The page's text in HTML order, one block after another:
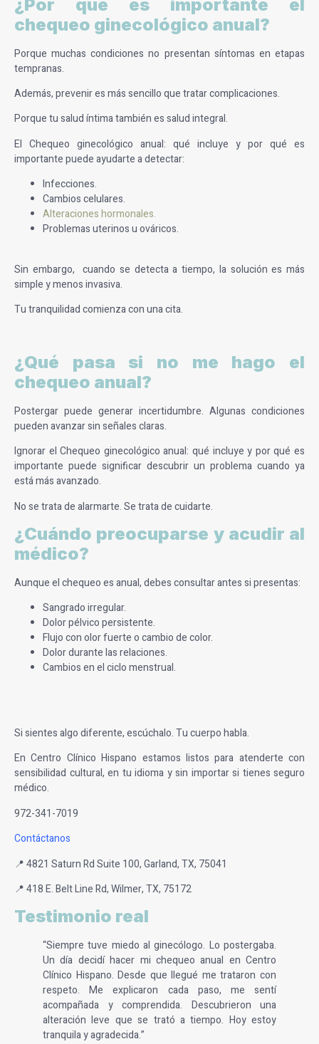
¿Por qué es importante el
chequeo ginecológico anual?
Porque muchas condiciones no presentan síntomas en etapas
tempranas.
Además, prevenir es más sencillo que tratar complicaciones.
Porque tu salud íntima también es salud integral.
El Chequeo ginecológico anual: qué incluye y por qué es
importante puede ayudarte a detectar:
Infecciones.
Cambios celulares.
Alteraciones hormonales.
Problemas uterinos u ováricos.
Sin embargo, cuando se detecta a tiempo, la solución es más
simple y menos invasiva.
Tu tranquilidad comienza con una cita.
¿Qué pasa si no me hago el
chequeo anual?
Postergar puede generar incertidumbre. Algunas condiciones
pueden avanzar sin señales claras.
Ignorar el Chequeo ginecológico anual: qué incluye y por qué es
importante puede significar descubrir un problema cuando ya
está más avanzado.
No se trata de alarmarte. Se trata de cuidarte.
¿Cuándo preocuparse y acudir al
médico?
Aunque el chequeo es anual, debes consultar antes si presentas:
Sangrado irregular.
Dolor pélvico persistente.
Flujo con olor fuerte o cambio de color.
Dolor durante las relaciones.
Cambios en el ciclo menstrual.
Si sientes algo diferente, escúchalo. Tu cuerpo habla.
En Centro Clínico Hispano estamos listos para atenderte con
sensibilidad cultural, en tu idioma y sin importar si tienes seguro
médico.
972-341-7019
Contáctanos
📍 4821 Saturn Rd Suite 100, Garland, TX, 75041
📍 418 E. Belt Line Rd, Wilmer, TX, 75172
Testimonio real
“Siempre tuve miedo al ginecólogo. Lo postergaba.
Un día decidí hacer mi chequeo anual en Centro
Clínico Hispano. Desde que llegué me trataron con
respeto. Me explicaron cada paso, me sentí
acompañada y comprendida. Descubrieron una
alteración leve que se trató a tiempo. Hoy estoy
tranquila y agradecida.”